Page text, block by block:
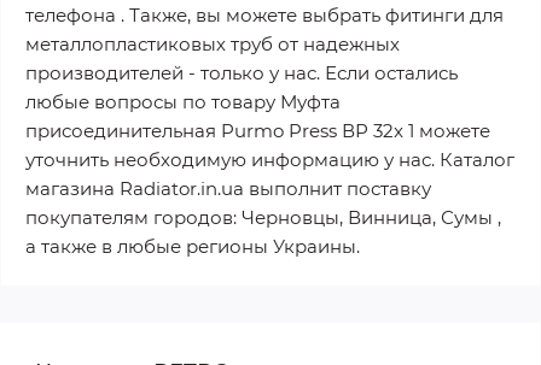
телефона . Также, вы можете выбрать фитинги для
металлопластиковых труб от надежных
производителей - только у нас. Если остались
любые вопросы по товару Муфта
присоединительная Purmo Press ВР 32x 1 можете
уточнить необходимую информацию у нас. Каталог
магазина Radiator.in.ua выполнит поставку
покупателям городов: Черновцы, Винница, Сумы ,
а также в любые регионы Украины.